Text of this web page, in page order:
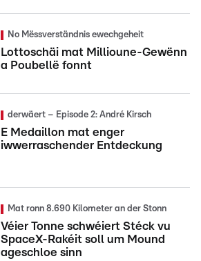
No Mëssverständnis ewechgeheit
Lottoschäi mat Millioune-Gewënn
a Poubellë fonnt
derwäert – Episode 2: André Kirsch
E Medaillon mat enger
iwwerraschender Entdeckung
Mat ronn 8.690 Kilometer an der Stonn
Véier Tonne schwéiert Stéck vu
SpaceX-Rakéit soll um Mound
ageschloe sinn